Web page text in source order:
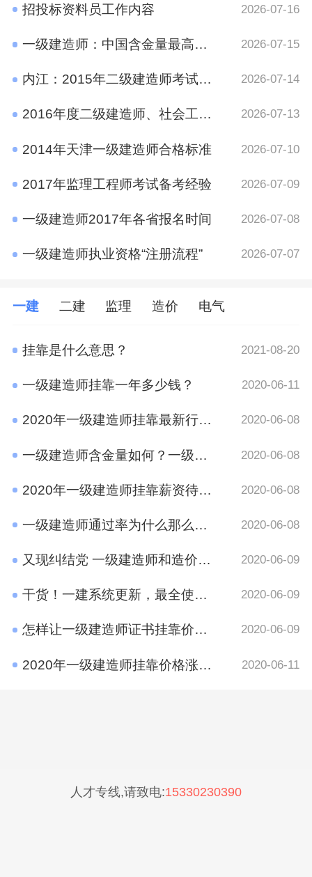
招投标资料员工作内容 2026-07-16
一级建造师：中国含金量最高的十大证书之一 2026-07-15
内江：2015年二级建造师考试报名时间通知 2026-07-14
2016年度二级建造师、社会工作者、二级注册计量师、管理咨询师资格考试考后资格审查的公告 2026-07-13
2014年天津一级建造师合格标准 2026-07-10
2017年监理工程师考试备考经验 2026-07-09
一级建造师2017年各省报名时间 2026-07-08
一级建造师执业资格“注册流程” 2026-07-07
一建 二建 监理 造价 电气
挂靠是什么意思？ 2021-08-20
一级建造师挂靠一年多少钱？ 2020-06-11
2020年一级建造师挂靠最新行情 竟然是这样 2020-06-08
一级建造师含金量如何？一级建造师挂靠前景 2020-06-08
2020年一级建造师挂靠薪资待遇如何？ 2020-06-08
一级建造师通过率为什么那么低?原因有哪些呢？ 2020-06-08
又现纠结党 一级建造师和造价工程师考哪个好？ 2020-06-09
干货！一建系统更新，最全使用攻略在这里 2020-06-09
怎样让一级建造师证书挂靠价格​更高？ 2020-06-09
2020年一级建造师挂靠价格涨了吗？ 2020-06-11
人才专线,请致电:15330230390